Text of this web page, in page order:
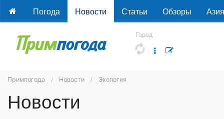
Погода Новости Статьи Обзоры Азия
Город
Примпогода Новости Экология
Новости